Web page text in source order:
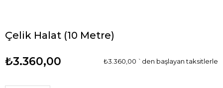
Çelik Halat (10 Metre)
₺3.360,00 ₺3.360,00 `den başlayan taksitlerle